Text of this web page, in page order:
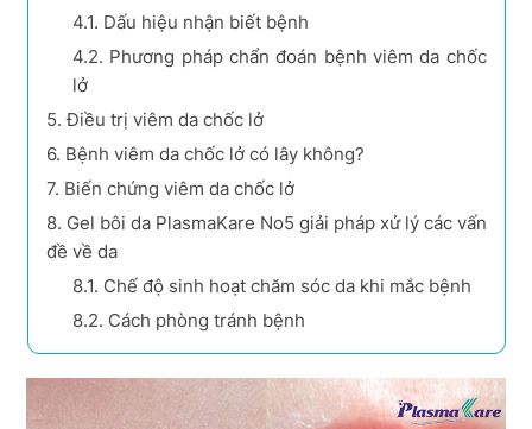
4.1. Dấu hiệu nhận biết bệnh
4.2. Phương pháp chẩn đoán bệnh viêm da chốc
lở
5. Điều trị viêm da chốc lở
6. Bệnh viêm da chốc lở có lây không?
7. Biến chứng viêm da chốc lở
8. Gel bôi da PlasmaKare No5 giải pháp xử lý các vấn
đề về da
8.1. Chế độ sinh hoạt chăm sóc da khi mắc bệnh
8.2. Cách phòng tránh bệnh